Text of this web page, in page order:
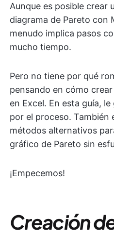
Aunque es posible crear
diagrama de Pareto con
menudo implica pasos
mucho tiempo.
Pero no tiene por qué
pensando en cómo
en Excel. En esta guía,
por el proceso. También
métodos alternativos
gráfico de Pareto sin
¡Empecemos!
Creación